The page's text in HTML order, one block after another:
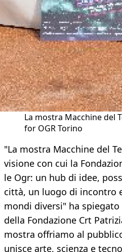
La mostra Macchine del
for OGR Torino
"La mostra Macchine del
visione con cui la
le Ogr: un hub di idee,
città, un luogo di incontro
mondi diversi" ha
della Fondazione Crt
mostra offriamo al
unisce arte, scienza e